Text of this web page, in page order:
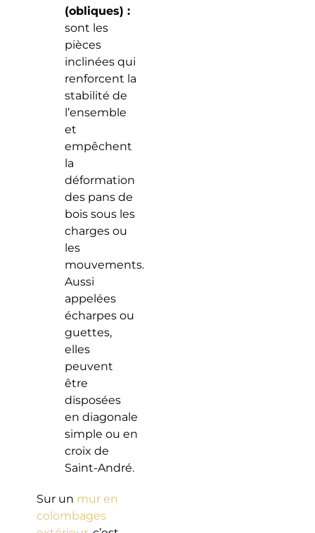
(obliques) :
sont les
pièces
inclinées qui
renforcent la
stabilité de
l’ensemble
et
empêchent
la
déformation
des pans de
bois sous les
charges ou
les
mouvements.
Aussi
appelées
écharpes ou
guettes,
elles
peuvent
être
disposées
en diagonale
simple ou en
croix de
Saint-André.
Sur un mur en
colombages